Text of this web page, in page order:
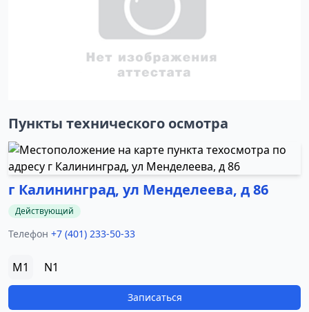
Пункты технического осмотра
г Калининград, ул Менделеева, д 86
Действующий
Телефон +7 (401) 233-50-33
M1 N1
Записаться